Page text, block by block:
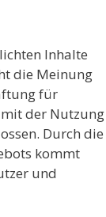
Inhalte
die Meinung
für
der Nutzung
Durch die
kommt
und